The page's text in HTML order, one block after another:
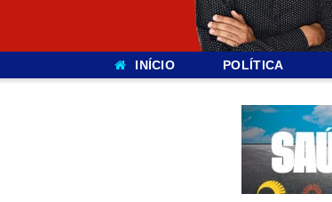
INÍCIO POLÍTICA